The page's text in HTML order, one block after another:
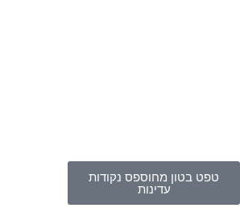
טפט בטון מחוספס נקודות
עדינות